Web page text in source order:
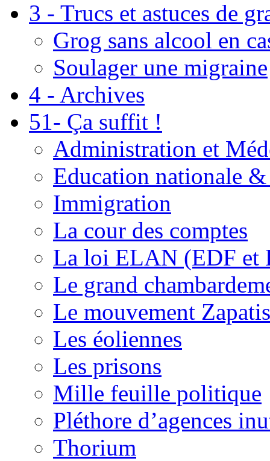
3 - Trucs et astuces de
Grog sans alcool en
Soulager une migraine
4 - Archives
51- Ça suffit !
Administration et
Education nationale
Immigration
La cour des comptes
La loi ELAN (EDF et
Le grand
Le mouvement
Les éoliennes
Les prisons
Mille feuille politique
Pléthore d’agences
Thorium